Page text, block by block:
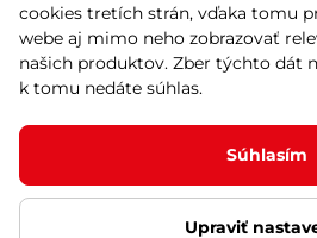
Montáž a servis
Kariéra
cookies tretích strán, vďaka tomu
webe aj mimo neho zobrazovať
našich produktov. Zber týchto dát
k tomu nedáte súhlas.
Súhlasím
Upraviť